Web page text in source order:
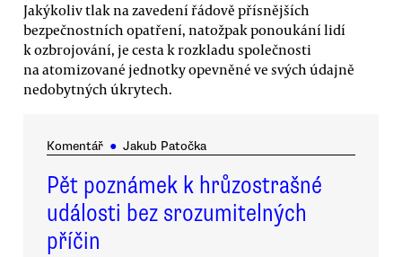
Jakýkoliv tlak na zavedení řádově přísnějších
bezpečnostních opatření, natožpak ponoukání lidí
k ozbrojování, je cesta k rozkladu společnosti
na atomizované jednotky opevněné ve svých údajně
nedobytných úkrytech.
Komentář ● Jakub Patočka
Pět poznámek k hrůzostrašné
události bez srozumitelných
příčin